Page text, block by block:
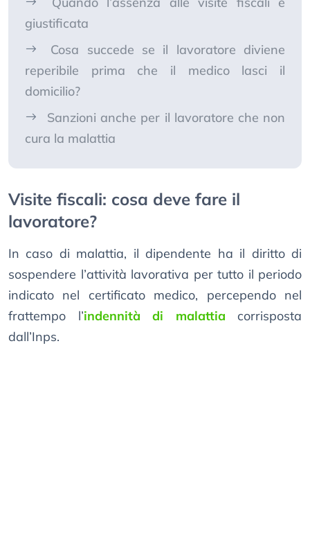
giustificata
Cosa succede se il lavoratore diviene
reperibile prima che il medico lasci il
domicilio?
Sanzioni anche per il lavoratore che non
cura la malattia
Visite fiscali: cosa deve fare il
lavoratore?
In caso di malattia, il dipendente ha il diritto di
sospendere l’attività lavorativa per tutto il periodo
indicato nel certificato medico, percependo nel
frattempo l’indennità di malattia corrisposta
dall’Inps.